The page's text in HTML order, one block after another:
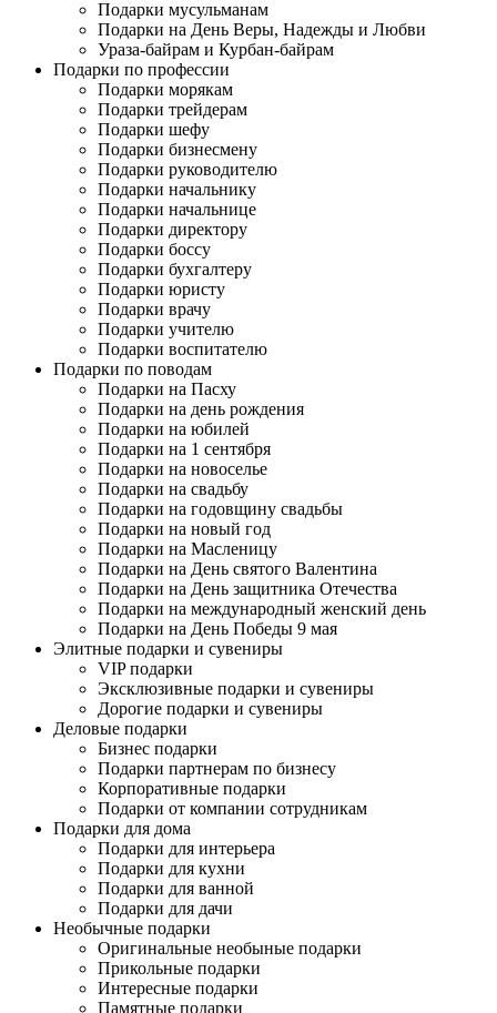
Подарки мусульманам
Подарки на День Веры, Надежды и Любви
Ураза-байрам и Курбан-байрам
Подарки по профессии
Подарки морякам
Подарки трейдерам
Подарки шефу
Подарки бизнесмену
Подарки руководителю
Подарки начальнику
Подарки начальнице
Подарки директору
Подарки боссу
Подарки бухгалтеру
Подарки юристу
Подарки врачу
Подарки учителю
Подарки воспитателю
Подарки по поводам
Подарки на Пасху
Подарки на день рождения
Подарки на юбилей
Подарки на 1 сентября
Подарки на новоселье
Подарки на свадьбу
Подарки на годовщину свадьбы
Подарки на новый год
Подарки на Масленицу
Подарки на День святого Валентина
Подарки на День защитника Отечества
Подарки на международный женский день
Подарки на День Победы 9 мая
Элитные подарки и сувениры
VIP подарки
Эксклюзивные подарки и сувениры
Дорогие подарки и сувениры
Деловые подарки
Бизнес подарки
Подарки партнерам по бизнесу
Корпоративные подарки
Подарки от компании сотрудникам
Подарки для дома
Подарки для интерьера
Подарки для кухни
Подарки для ванной
Подарки для дачи
Необычные подарки
Оригинальные необыные подарки
Прикольные подарки
Интересные подарки
Памятные подарки